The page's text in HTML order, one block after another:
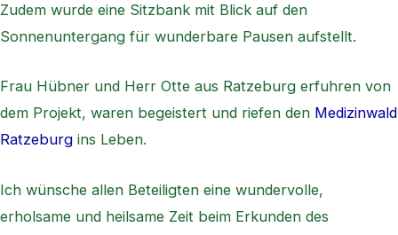
Zudem wurde eine Sitzbank mit Blick auf den
Sonnenuntergang für wunderbare Pausen aufstellt.
Frau Hübner und Herr Otte aus Ratzeburg erfuhren von
dem Projekt, waren begeistert und riefen den Medizinwald
Ratzeburg ins Leben.
Ich wünsche allen Beteiligten eine wundervolle,
erholsame und heilsame Zeit beim Erkunden des